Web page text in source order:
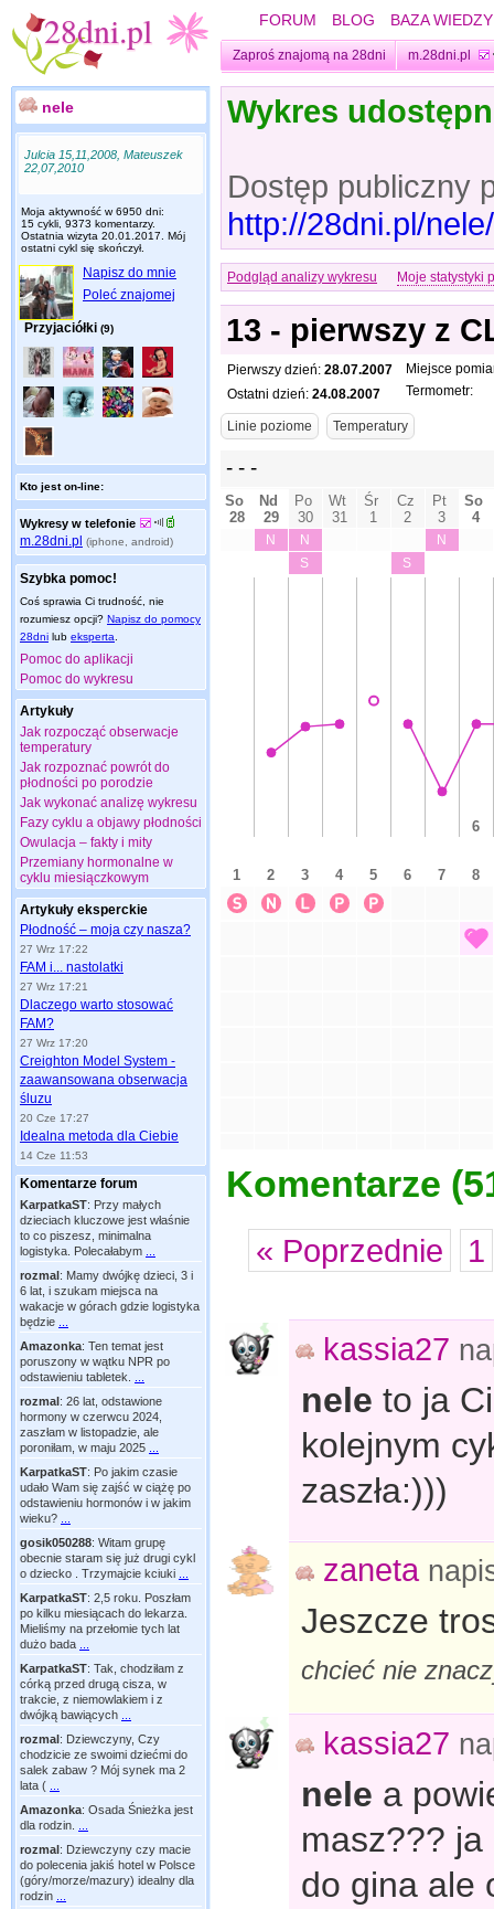
FORUM BLOG BAZA WIEDZY
Zaproś znajomą na 28dni m.28dni.pl
nele
Julcia 15,11,2008, Mateuszek
22,07,2010
Moja aktywność w 6950 dni:
15 cykli, 9373 komentarzy.
Ostatnia wizyta 20.01.2017 . Mój
ostatni cykl się skończył.
Napisz do mnie
Poleć znajomej
Przyjaciółki (9)
Kto jest on-line:
Wykresy w telefonie
m.28dni.pl (iphone, android)
Szybka pomoc!
Coś sprawia Ci trudność, nie
rozumiesz opcji? Napisz do pomocy
28dni lub eksperta
Pomoc do aplikacji
Pomoc do wykresu
Artykuły
Jak rozpocząć obserwacje
temperatury
Jak rozpoznać powrót do
płodności po porodzie
Jak wykonać analizę wykresu
Fazy cyklu a objawy płodności
Owulacja – fakty i mity
Przemiany hormonalne w
cyklu miesiączkowym
Artykuły eksperckie
Płodność – moja czy nasza?
27 Wrz 17:22
FAM i... nastolatki
27 Wrz 17:21
Dlaczego warto stosować
FAM?
27 Wrz 17:20
Creighton Model System -
zaawansowana obserwacja
śluzu
20 Cze 17:27
Idealna metoda dla Ciebie
14 Cze 11:53
Komentarze forum
KarpatkaST: Przy małych
dzieciach kluczowe jest właśnie
to co piszesz, minimalna
logistyka. Polecałabym
rozmal: Mamy dwójkę dzieci, 3 i
6 lat, i szukam miejsca na
wakacje w górach gdzie logistyka
będzie
Amazonka: Ten temat jest
poruszony w wątku NPR po
odstawieniu tabletek.
rozmal: 26 lat, odstawione
hormony w czerwcu 2024,
zaszłam w listopadzie, ale
poroniłam, w maju 2025
KarpatkaST: Po jakim czasie
udało Wam się zajść w ciążę po
odstawieniu hormonów i w jakim
wieku?
gosik050288: Witam grupę
obecnie staram się już drugi cykl
o dziecko . Trzymajcie kciuki
KarpatkaST: 2,5 roku. Poszłam
po kilku miesiącach do lekarza.
Mieliśmy na przełomie tych lat
dużo bada
KarpatkaST: Tak, chodziłam z
córką przed drugą cisza, w
trakcie, z niemowlakiem i z
dwójką bawiących
rozmal: Dziewczyny, Czy
chodzicie ze swoimi dziećmi do
salek zabaw ? Mój synek ma 2
lata (
Amazonka: Osada Śnieżka jest
dla rodzin.
rozmal: Dziewczyny czy macie
do polecenia jakiś hotel w Polsce
(góry/morze/mazury) idealny dla
rodzin
Wykres
Dostęp publiczny
http://28dni.pl/
Podgląd analizy wykresu Moje statystyki
13 - pierwszy z
Pierwszy dzień: 28.07.2007
Ostatni dzień: 24.08.2007
Miejsce
Termometr:
Komentarze (
« Poprzednie 1
kassia27
nele to ja
kolejnym
zaszła:)))
zaneta
Jeszcze
chcieć nie
kassia27
nele a
masz???
do gina ale